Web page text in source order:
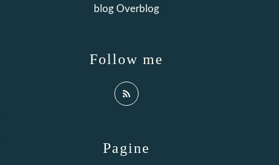
Pagine
blog Overblog
Follow me